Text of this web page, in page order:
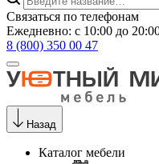
Связаться по телефонам
Ежедневно: с 10:00 до
8 (800) 350 00 47
Назад
Каталог мебели